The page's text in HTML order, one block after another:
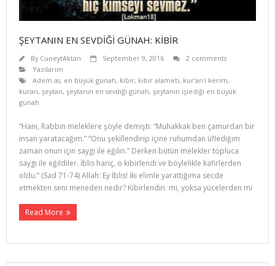
ŞEYTANIN EN SEVDİĞİ GÜNAH: KİBİR
By CuneytAktan September 9, 2016
2 comments
Yazılarım
Adem as, en büyük günah, kibir, kibir alameti, kur'an'ı kerim,
kuran, şeytan, şeytanın en sevdiği günah, şeytanın işlediği en büyük
günah
“Hani, Rabbin meleklere şöyle demişti: “Muhakkak ben çamurdan bir
insan yaratacağım.” “Onu şekillendirip içine ruhumdan üflediğim
zaman onun için saygı ile eğilin.” Derken bütün melekler topluca
saygı ile eğildiler. İblis hariç, o kibirlendi ve böylelikle kafirlerden
oldu.” (Sad 71-74) Allah: Ey İblis! İki elimle yarattığıma secde
etmekten seni meneden nedir? Kibirlendin mi, yoksa yücelerden mi
Read More